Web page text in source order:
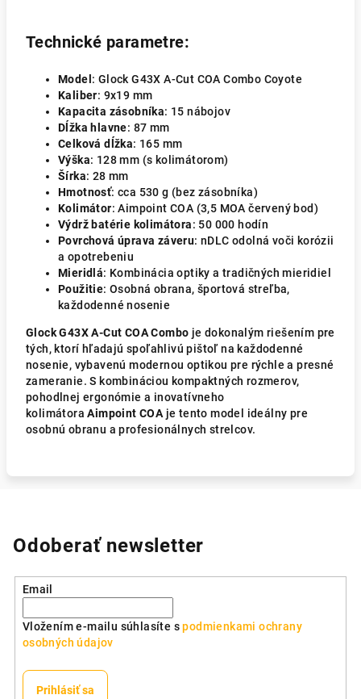
Technické parametre:
Model : Glock G43X A-Cut COA Combo Coyote
Kaliber: 9x19 mm
Kapacita zásobníka: 15 nábojov
Dĺžka hlavne: 87 mm
Celková dĺžka: 165 mm
Výška: 128 mm (s kolimátorom)
Šírka: 28 mm
Hmotnosť: cca 530 g (bez zásobníka)
Kolimátor: Aimpoint COA (3,5 MOA červený bod)
Výdrž batérie kolimátora: 50 000 hodín
Povrchová úprava záveru: nDLC odolná voči korózii
a opotrebeniu
Mieridlá: Kombinácia optiky a tradičných mieridiel
Použitie: Osobná obrana, športová streľba,
každodenné nosenie
Glock G43X A-Cut COA Combo je dokonalým riešením pre
tých, ktorí hľadajú spoľahlivú pištoľ na každodenné
nosenie, vybavenú modernou optikou pre rýchle a presné
zameranie. S kombináciou kompaktných rozmerov,
pohodlnej ergonómie a inovatívneho
kolimátoraAimpoint COA je tento model ideálny pre
osobnú obranu a profesionálnych strelcov.
Odoberať newsletter
Email
Vložením e-mailu súhlasíte spodmienkami ochrany
osobných údajov
Prihlásiť sa